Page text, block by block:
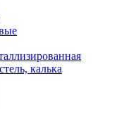
калька